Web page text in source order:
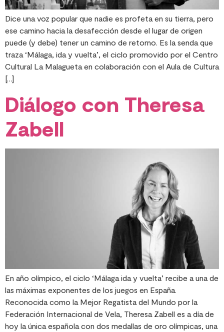
Dice una voz popular que nadie es profeta en su tierra, pero
ese camino hacia la desafección desde el lugar de origen
puede (y debe) tener un camino de retorno. Es la senda que
traza ‘Málaga, ida y vuelta’, el ciclo promovido por el Centro
Cultural La Malagueta en colaboración con el Aula de Cultura
[…]
Diálogo con Theresa
Zabell
En año olímpico, el ciclo ‘Málaga ida y vuelta’ recibe a una de
las máximas exponentes de los juegos en España.
Reconocida como la Mejor Regatista del Mundo por la
Federación Internacional de Vela, Theresa Zabell es a día de
hoy la única española con dos medallas de oro olímpicas, una